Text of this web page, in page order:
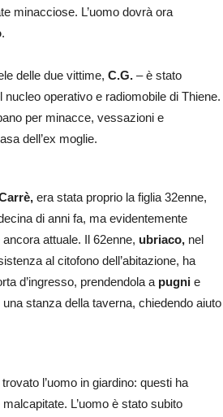
minacciose. L’uomo dovrà ora
.
delle due vittime, C.G. – è stato
operativo e radiomobile di Thiene.
per minacce, vessazioni e
dell’ex moglie.
era stata proprio la figlia 32enne,
di anni fa, ma evidentemente
ancora attuale. Il 62enne, ubriaco, nel
al citofono dell’abitazione, ha
d’ingresso, prendendola a pugni e
una stanza della taverna, chiedendo aiuto
l’uomo in giardino: questi ha
L’uomo è stato subito